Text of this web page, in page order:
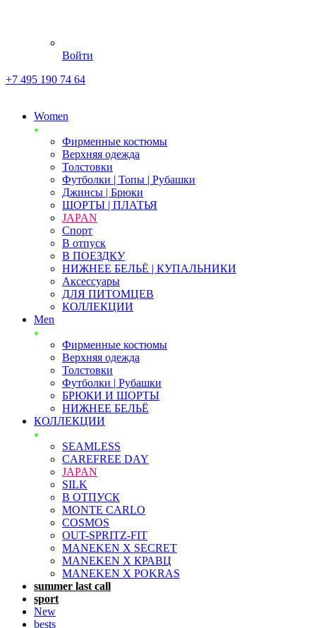
Войти
+7 495 190 74 64
Women
Фирменные костюмы
Верхняя одежда
Толстовки
Футболки | Топы | Рубашки
Джинсы | Брюки
ШОРТЫ | ПЛАТЬЯ
JAPAN
Спорт
В отпуск
В ПОЕЗДКУ
НИЖНЕЕ БЕЛЬЁ | КУПАЛЬНИКИ
Аксессуары
ДЛЯ ПИТОМЦЕВ
КОЛЛЕКЦИИ
Men
Фирменные костюмы
Верхняя одежда
Толстовки
Футболки | Рубашки
БРЮКИ И ШОРТЫ
НИЖНЕЕ БЕЛЬЁ
КОЛЛЕКЦИИ
SEAMLESS
CAREFREE DAY
JAPAN
SILK
В ОТПУСК
MONTE CARLO
COSMOS
OUT-SPRITZ-FIT
MANEKEN X SECRET
MANEKEN X КРАВЦ
MANEKEN X POKRAS
summer last call
sport
New
bests